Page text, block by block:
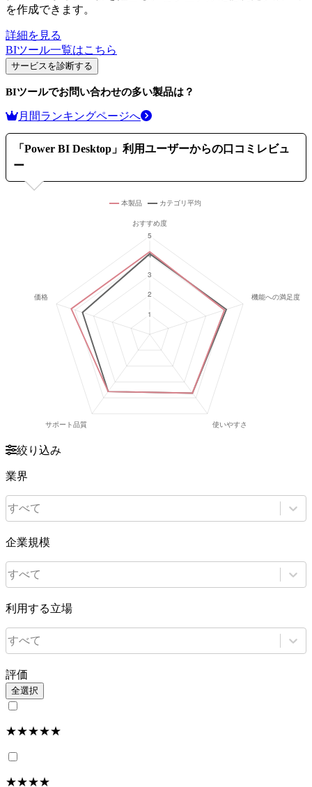
を作成できます。
詳細を見る
BIツール一覧はこちら
サービスを診断する
BIツールでお問い合わせの多い製品は？
月間ランキングページへ
「 Power BI Desktop 」利用ユーザーからの口コミレビュ
ー
絞り込み
業界
すべて
企業規模
すべて
利用する立場
すべて
評価
全選択
★★★★★
★★★★